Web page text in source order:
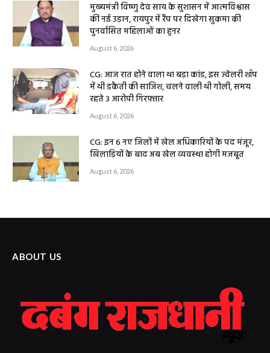
मुख्यमंत्री विष्णु देव साय के सुशासन में आत्मविश्वास
की नई उड़ान, रायपुर में रैंप पर दिखेगा सुकमा की
पुनर्वासित महिलाओं का हुनर
August 6, 2026
CG: आज रात होने वाला था बड़ा कांड, इस ज्वेलरी शॉप
में थी डकैती की साजिश, चलने वाली थी गोली, समय
रहते 3 आरोपी गिरफ्तार
August 6, 2026
CG: इन 6 नए जिलों में खेल अधिकारियों के पद मंजूर,
खिलाड़ियों के बाद अब खेल व्यवस्था होगी मजबूत
August 6, 2026
ABOUT US